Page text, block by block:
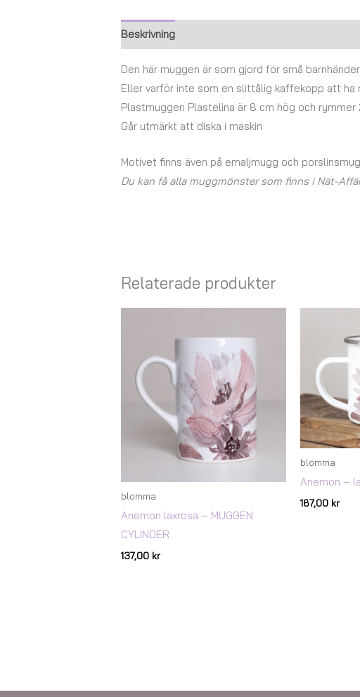
Beskrivning
Den här muggen är som gjord för små barnhänder.
Eller varför inte som en slittålig kaffekopp att ha
Plastmuggen Plastelina är 8 cm hög och rymmer
Går utmärkt att diska i maskin
Motivet finns även på emaljmugg och
Du kan få alla muggmönster som finns i Nät-
Relaterade produkter
blomma
Anemon laxrosa – MUGGEN
CYLINDER
137,00 kr
blomma
Anemon –
167,00 kr